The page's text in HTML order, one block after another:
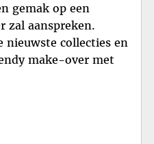
gemak op een
zal aanspreken.
nieuwste collecties en
make-over met